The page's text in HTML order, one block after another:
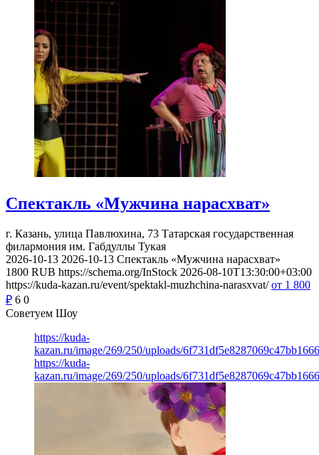
Спектакль «Мужчина нарасхват»
г. Казань, улица Павлюхина, 73 Татарская государственная
филармония им. Габдуллы Тукая
2026-10-13 2026-10-13 Спектакль «Мужчина нарасхват»
1800 RUB https://schema.org/InStock 2026-08-10T13:30:00+03:00
https://kuda-kazan.ru/event/spektakl-muzhchina-narasxvat/ от 1 800
₽ 6 0
Советуем Шоу
https://kuda-
kazan.ru/image/269/250/uploads/
https://kuda-
kazan.ru/image/269/250/uploads/